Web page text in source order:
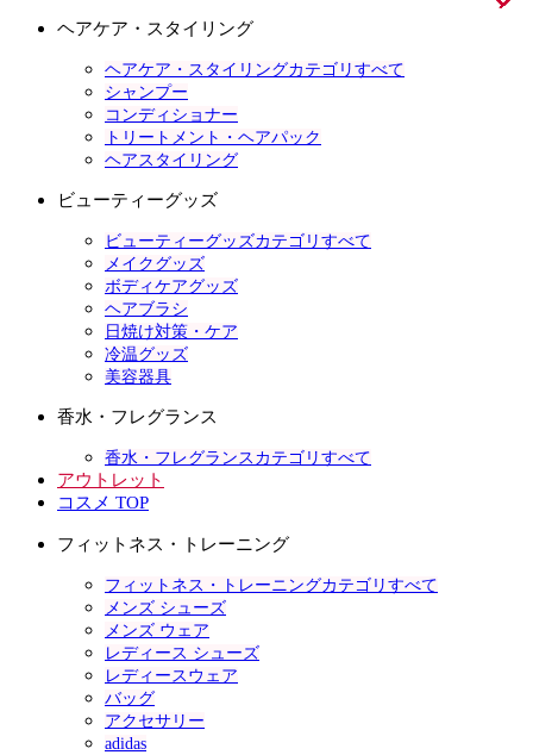
ヘアケア・スタイリング
ヘアケア・スタイリングカテゴリすべて
シャンプー
コンディショナー
トリートメント・ヘアパック
ヘアスタイリング
ビューティーグッズ
ビューティーグッズカテゴリすべて
メイクグッズ
ボディケアグッズ
ヘアブラシ
日焼け対策・ケア
冷温グッズ
美容器具
香水・フレグランス
香水・フレグランスカテゴリすべて
アウトレット
コスメ TOP
フィットネス・トレーニング
フィットネス・トレーニングカテゴリすべて
メンズ シューズ
メンズ ウェア
レディース シューズ
レディースウェア
バッグ
アクセサリー
adidas